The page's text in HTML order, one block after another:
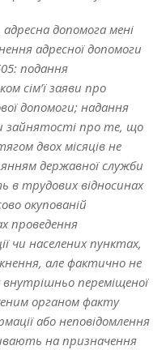
адресна допомога мені
адресної допомоги
подання
сім’ї заяви про
допомоги; надання
зайнятості про те, що
двох місяців не
державної служби
в трудових відносинах
окупованій
проведення
чи населених пунктах,
але фактично не
переміщеної
органом факту
або неповідомлення
на призначення